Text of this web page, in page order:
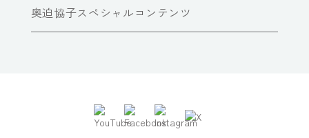
奥迫協子スペシャルコンテンツ